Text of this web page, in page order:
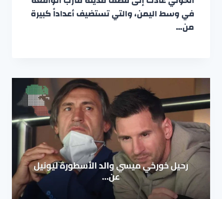
في وسط اليمن، والتي تستضيف أعداداً كبيرة
من…